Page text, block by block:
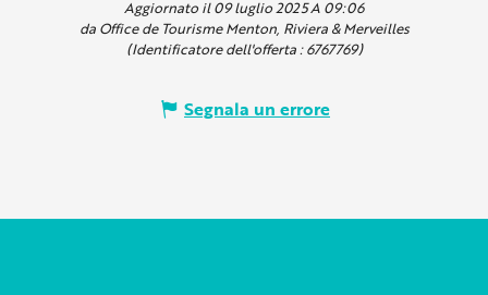
Aggiornato il 09 luglio 2025 A 09:06
da Office de Tourisme Menton, Riviera & Merveilles
(Identificatore dell'offerta :6767769)
Segnala un errore